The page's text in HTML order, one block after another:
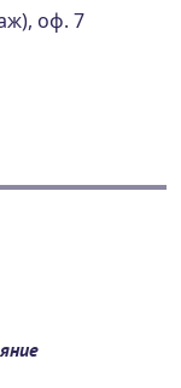
оф. 7